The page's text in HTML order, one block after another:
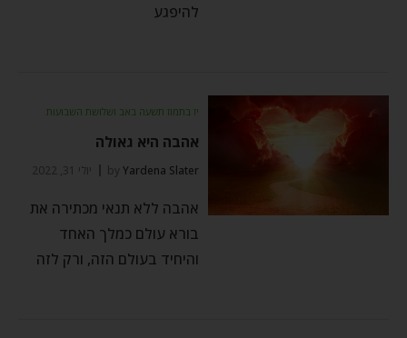
להיפגע
יז בתמוז תשעה באב ושלושת השבועות
אהבה היא גאולה
byYardena Slater יולי 31, 2022
אהבה ללא תנאי מכתירה את
בורא עולם כמלך האחד
והיחיד בעולם הזה, ורק לזה